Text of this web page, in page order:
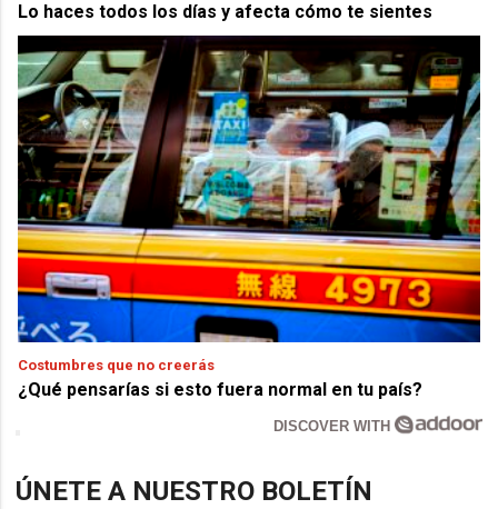
Lo haces todos los días y afecta cómo te sientes
Costumbres que no creerás
¿Qué pensarías si esto fuera normal en tu país?
DISCOVER WITH
ÚNETE A NUESTRO BOLETÍN